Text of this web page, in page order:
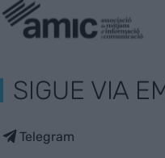
SIGUE VIA
Telegram